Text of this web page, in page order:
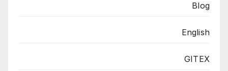
Blog
English
GITEX